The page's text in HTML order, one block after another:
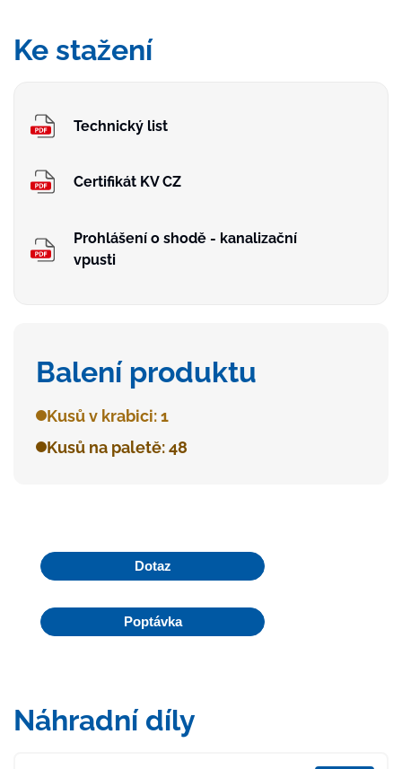
Ke stažení
Technický list
Certifikát KV CZ
Prohlášení o shodě - kanalizační
vpusti
Balení produktu
Kusů v krabici: 1
Kusů na paletě: 48
Dotaz
Poptávka
Náhradní díly